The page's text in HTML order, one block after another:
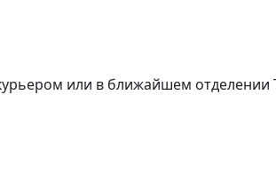
или в ближайшем отделении